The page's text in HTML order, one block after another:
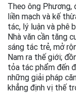
Theo ông Phương,
liền mạch và kế
tác, lý luận và phê
Nhà văn cần tăng
sáng tác trẻ, mở
Nam ra thế giới;
tỏa tác phẩm đến
những giải pháp
khẳng định vị thế